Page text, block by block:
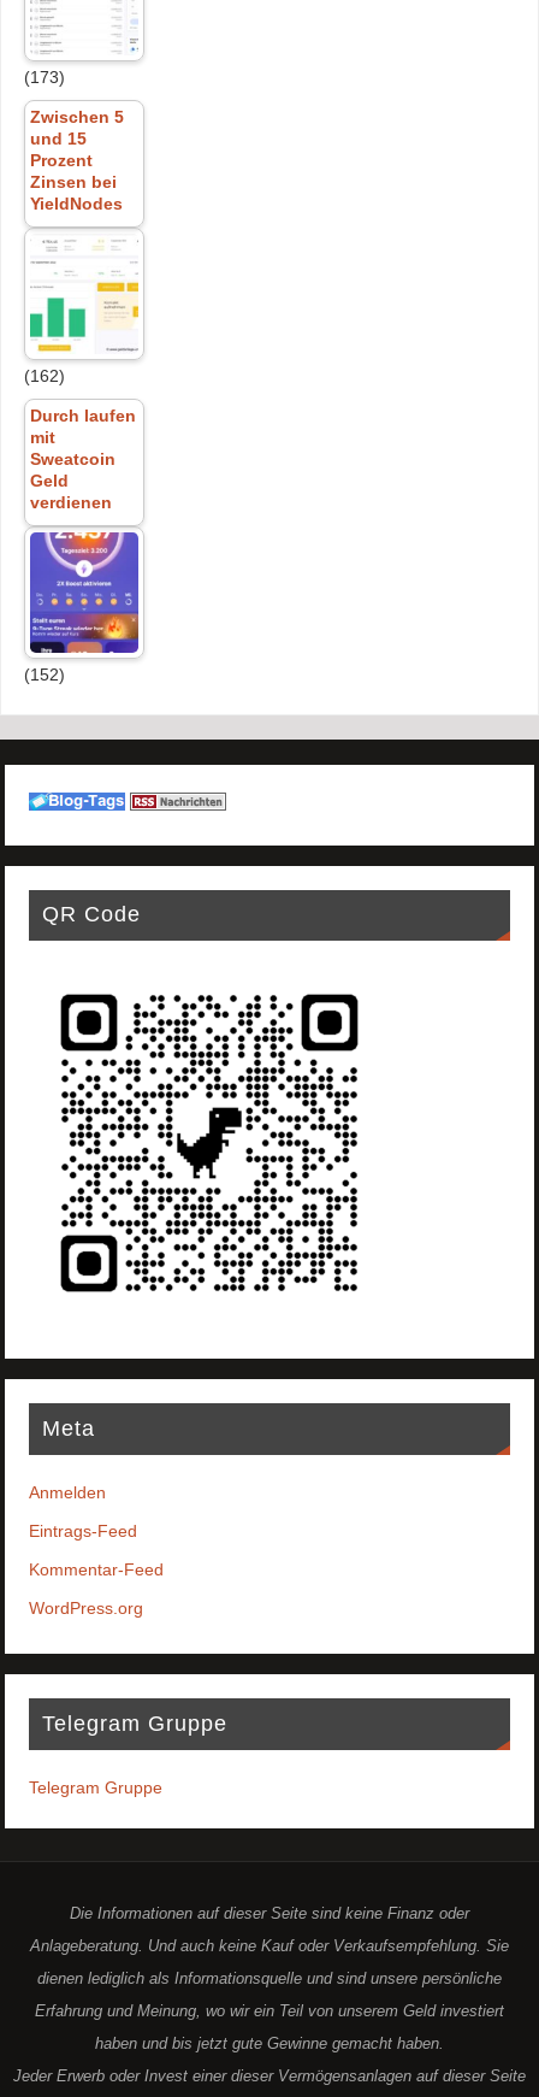
(173)
Zwischen 5
und 15
Prozent
Zinsen bei
YieldNodes
(162)
Durch laufen
mit
Sweatcoin
Geld
verdienen
(152)
QR Code
Meta
Anmelden
Eintrags-Feed
Kommentar-Feed
WordPress.org
Telegram Gruppe
Telegram Gruppe
Die Informationen auf dieser Seite sind keine Finanz oder
Anlageberatung. Und auch keine Kauf oder Verkaufsempfehlung. Sie
dienen lediglich als Informationsquelle und sind unsere persönliche
Erfahrung und Meinung, wo wir ein Teil von unserem Geld investiert
haben und bis jetzt gute Gewinne gemacht haben.
Jeder Erwerb oder Invest einer dieser Vermögensanlagen auf dieser Seite